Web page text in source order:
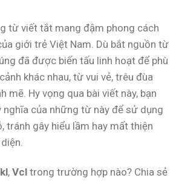
từ viết tắt mang đậm phong cách
giới trẻ Việt Nam. Dù bắt nguồn từ
đã được biến tấu linh hoạt để phù
khác nhau, từ vui vẻ, trêu đùa
mẽ. Hy vọng qua bài viết này, bạn
nghĩa của những từ này để sử dụng
tránh gây hiểu lầm hay mất thiện
, Vcl trong trường hợp nào? Chia sẻ